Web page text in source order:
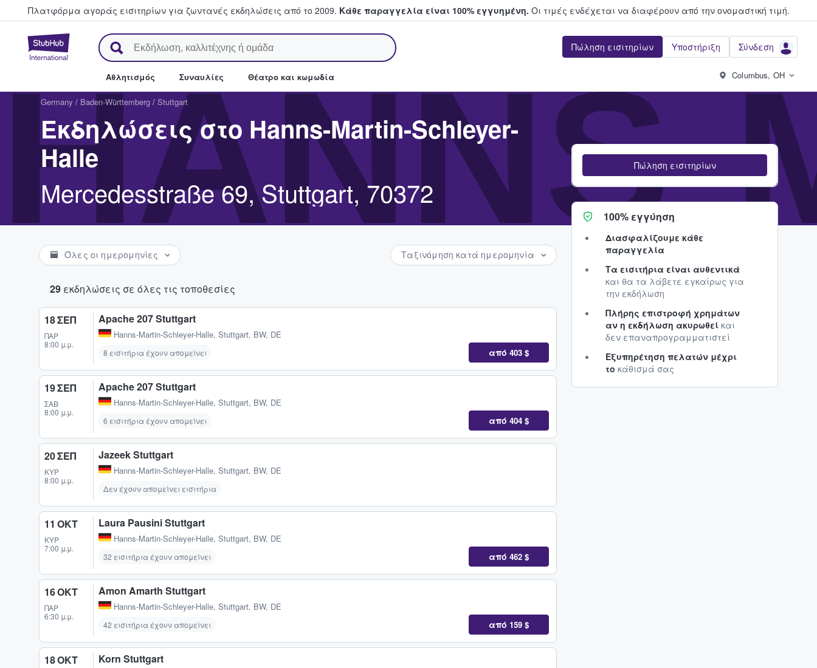
Πλατφόρμα αγοράς εισιτηρίων για ζωντανές εκδηλώσεις από το 2009. Κάθε παραγγελία είναι 100% εγγυημένη. Οι τιμές ενδέχεται να διαφέρουν από την oνομαστική τιμή.
StubHub - Όπου οι φαν αγοράζουν και πουλούν εισιτήρια Πώληση εισιτηρίων Υποστήριξη Σύνδεση
Αθλητισμός Συναυλίες Θέατρο και κωμωδία Columbus, OH
HANNS-
Germany / Baden-Württemberg / Stuttgart
Εκδηλώσεις στο Hanns-Martin-Schleyer-
Halle
Mercedesstraße 69, Stuttgart, 70372
Όλες οι ημερομηνίες Ταξινόμηση κατά ημερομηνία
29 εκδηλώσεις σε όλες τις τοποθεσίες
18 ΣΕΠ
ΠΑΡ
8:00 μ.μ.
Apache 207 Stuttgart
Hanns-Martin-Schleyer-Halle, Stuttgart, BW, DE
8 εισιτήρια έχουν απομείνει από 403 $
19 ΣΕΠ
ΣΆΒ
8:00 μ.μ.
Apache 207 Stuttgart
Hanns-Martin-Schleyer-Halle, Stuttgart, BW, DE
6 εισιτήρια έχουν απομείνει από 404 $
20 ΣΕΠ
ΚΥΡ
8:00 μ.μ.
Jazeek Stuttgart
Hanns-Martin-Schleyer-Halle, Stuttgart, BW, DE
Δεν έχουν απομείνει εισιτήρια
11 ΟΚΤ
ΚΥΡ
7:00 μ.μ.
Laura Pausini Stuttgart
Hanns-Martin-Schleyer-Halle, Stuttgart, BW, DE
32 εισιτήρια έχουν απομείνει από 462 $
16 ΟΚΤ
ΠΑΡ
6:30 μ.μ.
Amon Amarth Stuttgart
Hanns-Martin-Schleyer-Halle, Stuttgart, BW, DE
42 εισιτήρια έχουν απομείνει από 159 $
18 ΟΚΤ Korn Stuttgart
Πώληση εισιτηρίων
100% εγγύηση
Διασφαλίζουμε κάθε
παραγγελία
Τα εισιτήρια είναι αυθεντικά
και θα τα λάβετε εγκαίρως για
την εκδήλωση
Πλήρης επιστροφή χρημάτων
αν η εκδήλωση ακυρωθεί και
δεν επαναπρογραμματιστεί
Εξυπηρέτηση πελατών μέχρι
το κάθισμά σας